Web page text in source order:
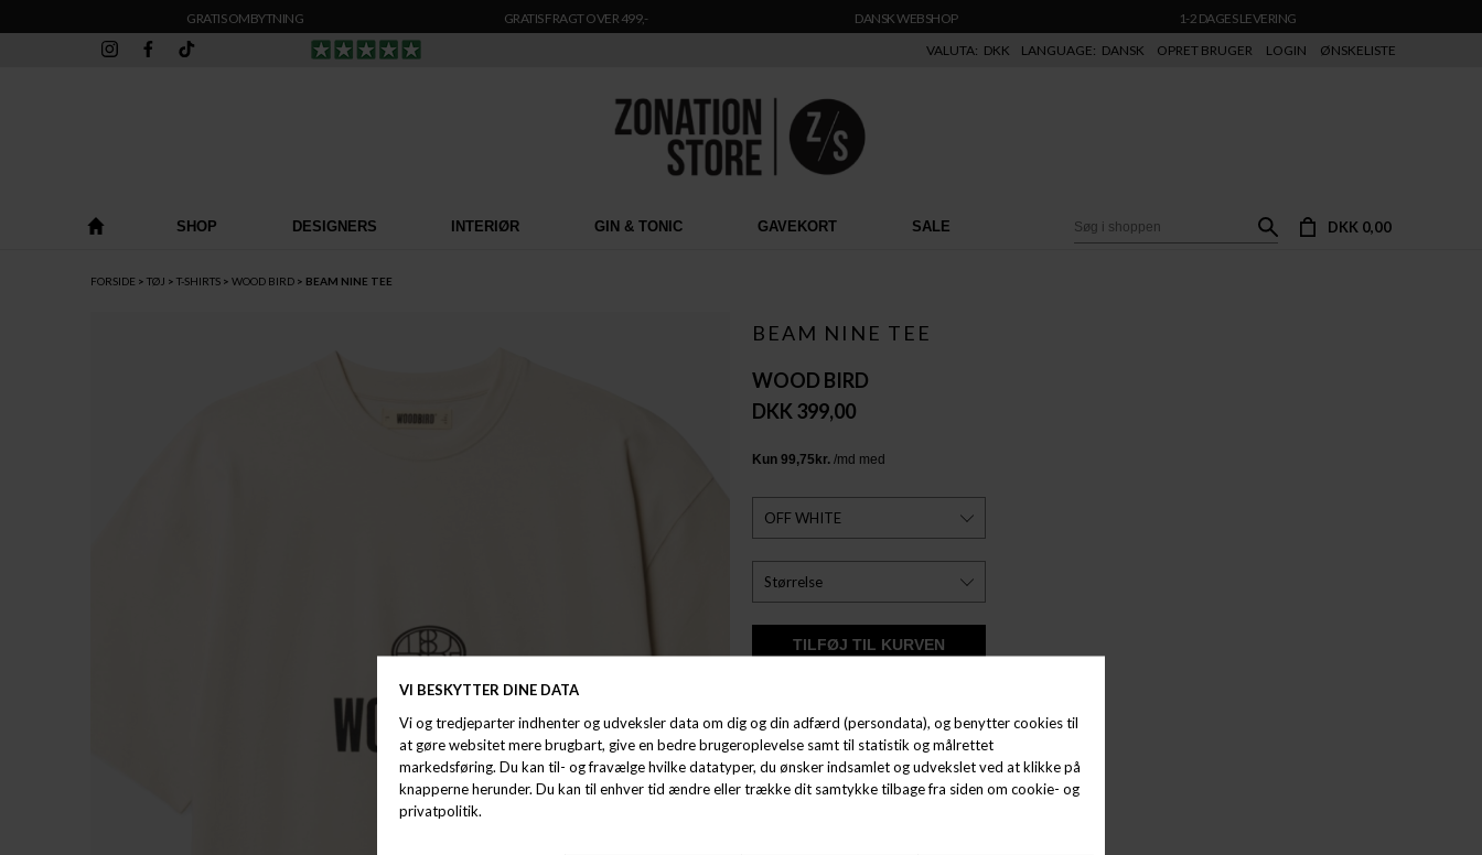
GRATIS OMBYTNING GRATIS FRAGT OVER 499,- DANSK WEBSHOP
1-2 DAGES LEVERING
LOGIN
ØNSKELISTE
OPRET BRUGER
DANSK
LANGUAGE:
DKK
VALUTA:
SHOP DESIGNERS INTERIØR GIN & TONIC GAVEKORT SALE DKK 0,00
FORSIDE TØJ T-SHIRTS WOOD BIRD BEAM NINE TEE
BEAM NINE TEE
WOOD BIRD
DKK 399,00